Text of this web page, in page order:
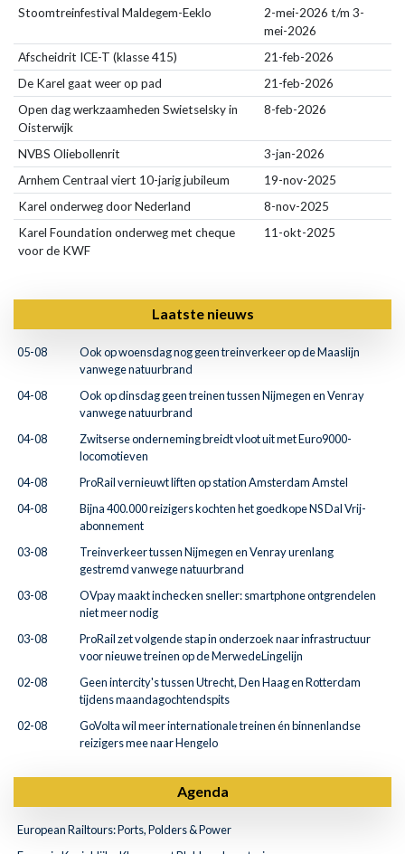
Stoomtreinfestival Maldegem-Eeklo
2-mei-2026 t/m 3-
mei-2026
Afscheidrit ICE-T (klasse 415)
21-feb-2026
De Karel gaat weer op pad
21-feb-2026
Open dag werkzaamheden Swietselsky in
Oisterwijk
8-feb-2026
NVBS Oliebollenrit
3-jan-2026
Arnhem Centraal viert 10-jarig jubileum
19-nov-2025
Karel onderweg door Nederland
8-nov-2025
Karel Foundation onderweg met cheque
voor de KWF
11-okt-2025
Laatste nieuws
05-08
Ook op woensdag nog geen treinverkeer op de Maaslijn
vanwege natuurbrand
04-08
Ook op dinsdag geen treinen tussen Nijmegen en Venray
vanwege natuurbrand
04-08
Zwitserse onderneming breidt vloot uit met Euro9000-
locomotieven
04-08
ProRail vernieuwt liften op station Amsterdam Amstel
04-08
Bijna 400.000 reizigers kochten het goedkope NS Dal Vrij-
abonnement
03-08
Treinverkeer tussen Nijmegen en Venray urenlang
gestremd vanwege natuurbrand
03-08
OVpay maakt inchecken sneller: smartphone ontgrendelen
niet meer nodig
03-08
ProRail zet volgende stap in onderzoek naar infrastructuur
voor nieuwe treinen op de MerwedeLingelijn
02-08
Geen intercity's tussen Utrecht, Den Haag en Rotterdam
tijdens maandagochtendspits
02-08
GoVolta wil meer internationale treinen én binnenlandse
reizigers mee naar Hengelo
Agenda
European Railtours: Ports, Polders & Power